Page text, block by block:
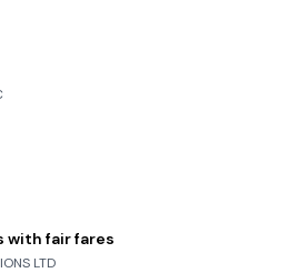
with fair fares
LTD